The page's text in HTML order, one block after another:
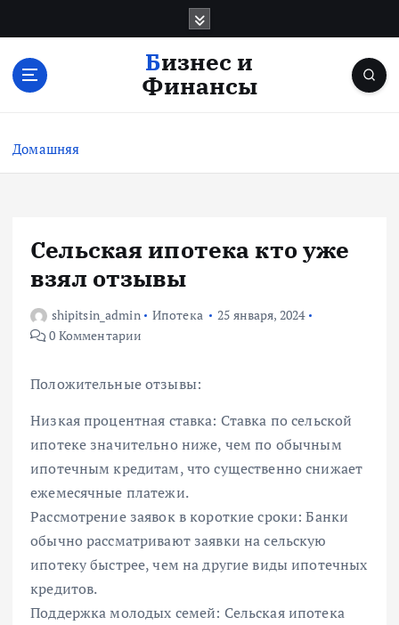
с
Бизнес и
Финансы
Домашняя
Сельская ипотека кто уже
взял отзывы
shipitsin_admin Ипотека
25 января, 2024
0 Комментарии
Положительные отзывы:
Низкая процентная ставка: Ставка по сельской
ипотеке значительно ниже, чем по обычным
ипотечным кредитам, что существенно снижает
ежемесячные платежи.
Рассмотрение заявок в короткие сроки: Банки
обычно рассматривают заявки на сельскую
ипотеку быстрее, чем на другие виды ипотечных
кредитов.
Поддержка молодых семей: Сельская ипотека